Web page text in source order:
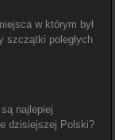
w którym był
szczątki poległych
najlepiej
dzisiejszej Polski?